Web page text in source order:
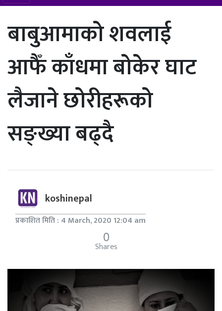
बाबुआमाको शवलाई
आफैँ काँधमा बोकेर घाट
लैजाने छोरीहरूको
सङ्ख्या बढ्दै
koshinepal
प्रकाशित मिति : 4 March, 2020 12:04 am
0
Shares